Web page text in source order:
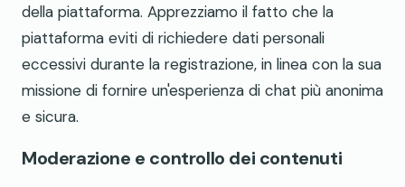
della piattaforma. Apprezziamo il fatto che la
piattaforma eviti di richiedere dati personali
eccessivi durante la registrazione, in linea con la sua
missione di fornire un'esperienza di chat più anonima
e sicura.
Moderazione e controllo dei contenuti